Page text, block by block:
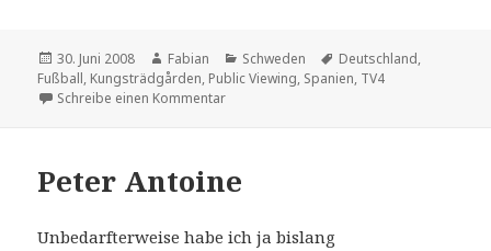
Veröffentlicht
am
30. Juni 2008 Autor
Fabian Kategorien
Schweden Schlagwörter
Deutschland,
Fußball, Kungsträdgården, Public Viewing, Spanien, TV4
Schreibe einen Kommentarzu ¡Viva España!
Peter Antoine
Unbedarfterweise habe ich ja bislang